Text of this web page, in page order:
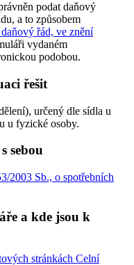
podat daňový
a to způsobem
řád, ve znění
vydaném
podobou.
řešit
určený dle sídla u
u fyzické osoby.
sebou
2003 Sb., o spotřebních
a kde jsou k
stránkách Celní